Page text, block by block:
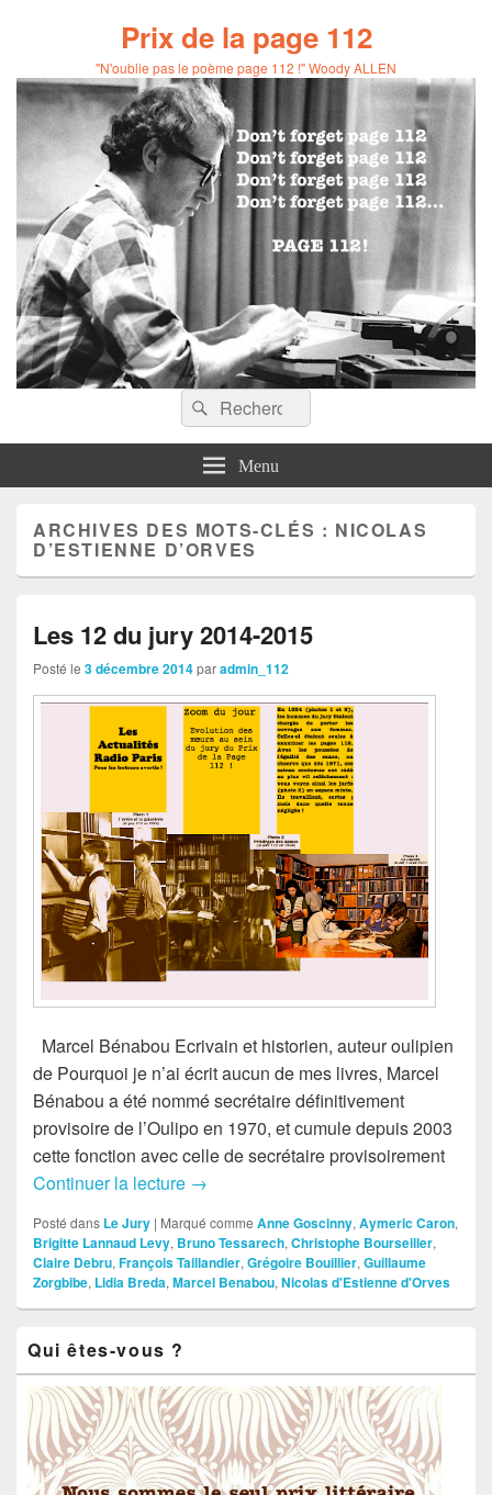
Prix de la page 112
"N'oublie pas le poème page 112 !" Woody ALLEN
Recherche :
Rechercher
Menu
ARCHIVES DES MOTS-CLÉS : NICOLAS
D’ESTIENNE D’ORVES
Les 12 du jury 2014-2015
Posté le 3 décembre 2014paradmin_112
Marcel Bénabou Ecrivain et historien, auteur oulipien
de Pourquoi je n’ai écrit aucun de mes livres, Marcel
Bénabou a été nommé secrétaire définitivement
provisoire de l’Oulipo en 1970, et cumule depuis 2003
cette fonction avec celle de secrétaire provisoirement
Continuer la lecture Les 12 du jury 2014-2015
→
Posté dans Le Jury | Marqué comme Anne Goscinny, Aymeric Caron,
Brigitte Lannaud Levy, Bruno Tessarech, Christophe Bourseiller,
Claire Debru, François Taillandier, Grégoire Bouillier, Guillaume
Zorgbibe, Lidia Breda, Marcel Benabou, Nicolas d'Estienne d'Orves
principale
de
widget
pour
barre
latérale
Qui êtes-vous ?